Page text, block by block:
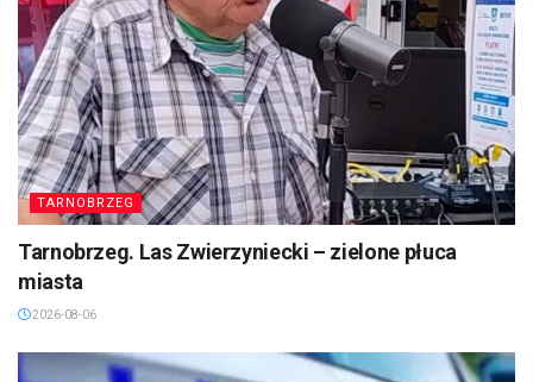
TARNOBRZEG
Tarnobrzeg. Las Zwierzyniecki – zielone płuca
miasta
2026-08-06